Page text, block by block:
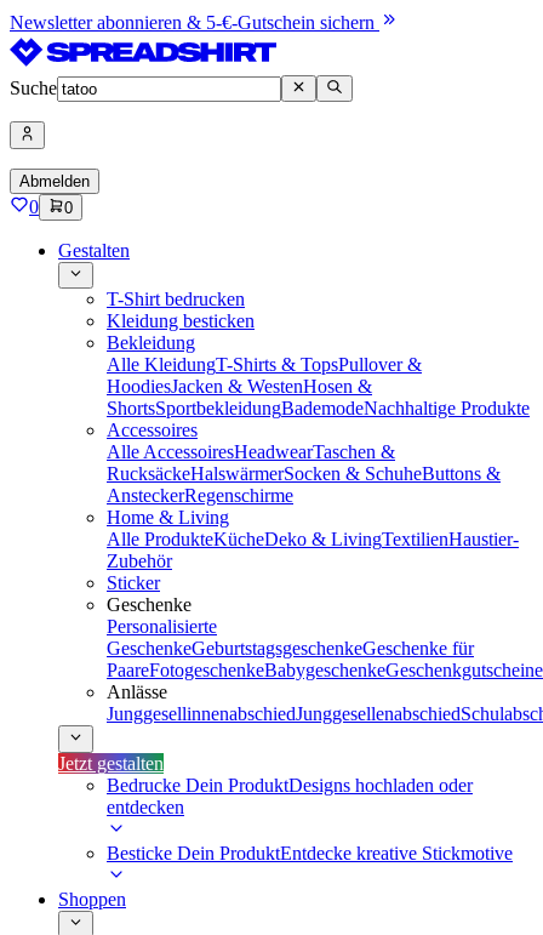
Newsletter abonnieren & 5-€-Gutschein sichern
Suche
Abmelden
0 0
Gestalten
T-Shirt bedrucken
Kleidung besticken
Bekleidung
Alle KleidungT-Shirts & TopsPullover &
HoodiesJacken & WestenHosen &
ShortsSportbekleidungBademodeNachhaltige Produkte
Accessoires
Alle AccessoiresHeadwearTaschen &
RucksäckeHalswärmerSocken & SchuheButtons &
AnsteckerRegenschirme
Home & Living
Alle ProdukteKücheDeko & LivingTextilienHaustier-
Zubehör
Sticker
Geschenke
Personalisierte
GeschenkeGeburtstagsgeschenkeGeschenke für
PaareFotogeschenkeBabygeschenkeGeschenkgutscheine
Anlässe
JunggesellinnenabschiedJunggesellenabschied
Jetzt gestalten
Bedrucke Dein ProduktDesigns hochladen oder
entdecken
Besticke Dein ProduktEntdecke kreative Stickmotive
Shoppen